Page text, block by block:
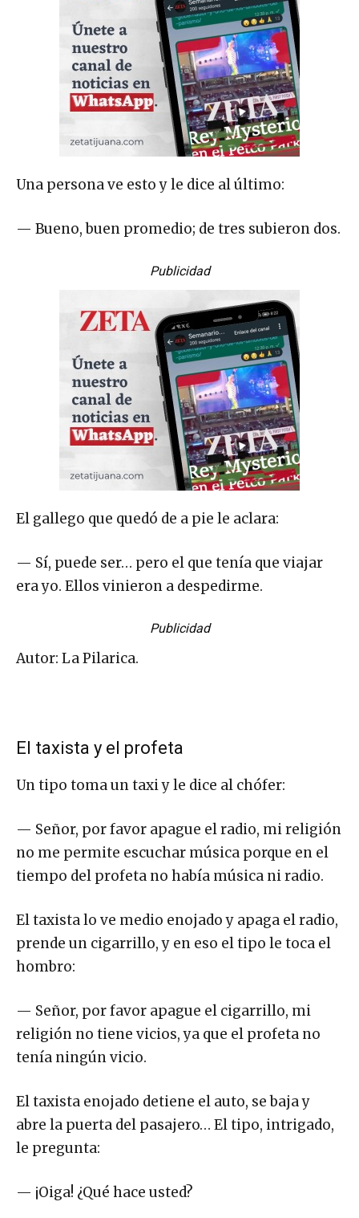
Una persona ve esto y le dice al último:
— Bueno, buen promedio; de tres subieron dos.
Publicidad
El gallego que quedó de a pie le aclara:
— Sí, puede ser… pero el que tenía que viajar
era yo. Ellos vinieron a despedirme.
Publicidad
Autor: La Pilarica.
El taxista y el profeta
Un tipo toma un taxi y le dice al chófer:
— Señor, por favor apague el radio, mi religión
no me permite escuchar música porque en el
tiempo del profeta no había música ni radio.
El taxista lo ve medio enojado y apaga el radio,
prende un cigarrillo, y en eso el tipo le toca el
hombro:
— Señor, por favor apague el cigarrillo, mi
religión no tiene vicios, ya que el profeta no
tenía ningún vicio.
El taxista enojado detiene el auto, se baja y
abre la puerta del pasajero… El tipo, intrigado,
le pregunta:
— ¡Oiga! ¿Qué hace usted?